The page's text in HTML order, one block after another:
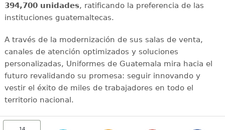
394,700 unidades, ratificando la preferencia de las
instituciones guatemaltecas.
A través de la modernización de sus salas de venta,
canales de atención optimizados y soluciones
personalizadas, Uniformes de Guatemala mira hacia el
futuro revalidando su promesa: seguir innovando y
vestir el éxito de miles de trabajadores en todo el
territorio nacional.